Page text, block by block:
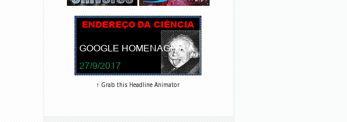
↑ Grab this Headline Animator